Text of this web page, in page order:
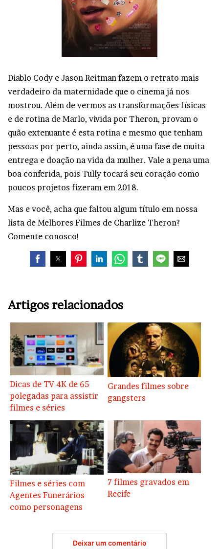
Diablo Cody e Jason Reitman fazem o retrato mais
verdadeiro da maternidade que o cinema já nos
mostrou. Além de vermos as transformações físicas
e de rotina de Marlo, vivida por Theron, provam o
quão extenuante é esta rotina e mesmo que tenham
pessoas por perto, ainda assim, é uma fase de muita
entrega e doação na vida da mulher. Vale a pena uma
boa conferida, pois Tully tocará seu coração como
poucos projetos fizeram em 2018.
Mas e você, acha que faltou algum título em nossa
lista de Melhores Filmes de Charlize Theron?
Comente conosco!
Artigos relacionados
Dicas de TV 4K de 65
polegadas para assistir
filmes e séries
Grandes filmes sobre
gangsters
Filmes e séries com
Agentes Funerários
como personagens
7 filmes gravados em
Recife
Deixar um comentário